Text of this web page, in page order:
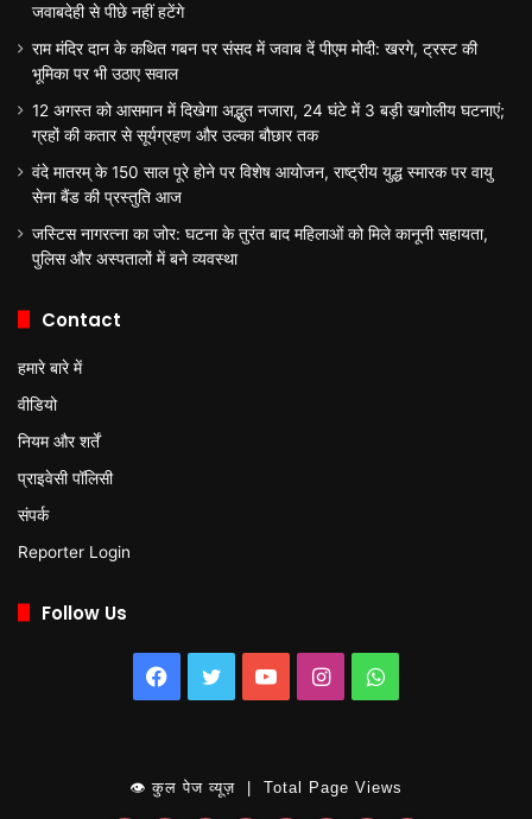
जवाबदेही से पीछे नहीं हटेंगे
राम मंदिर दान के कथित गबन पर संसद में जवाब दें पीएम मोदी: खरगे, ट्रस्ट की
भूमिका पर भी उठाए सवाल
12 अगस्त को आसमान में दिखेगा अद्भुत नजारा, 24 घंटे में 3 बड़ी खगोलीय घटनाएं;
ग्रहों की कतार से सूर्यग्रहण और उल्का बौछार तक
वंदे मातरम् के 150 साल पूरे होने पर विशेष आयोजन, राष्ट्रीय युद्ध स्मारक पर वायु
सेना बैंड की प्रस्तुति आज
जस्टिस नागरत्ना का जोर: घटना के तुरंत बाद महिलाओं को मिले कानूनी सहायता,
पुलिस और अस्पतालों में बने व्यवस्था
Contact
हमारे बारे में
वीडियो
नियम और शर्तें
प्राइवेसी पॉलिसी
संपर्क
Reporter Login
Follow Us
Facebook
TwitterYouTubeInstagramWhatsApp
👁 कुल पेज व्यूज़ | Total Page Views